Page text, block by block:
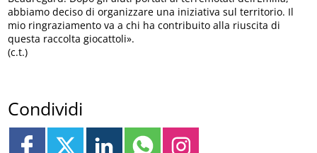
abbiamo deciso di organizzare una iniziativa sul territorio. Il
mio ringraziamento va a chi ha contribuito alla riuscita di
questa raccolta giocattoli».
(c.t.)
Condividi